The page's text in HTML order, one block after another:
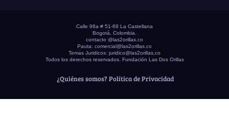
Calle 98a # 51-69 La Castellana
Bogotá, Colombia.
contacto @las2orillas.co
Pauta: comercial@las2orillas.co
Temas Juridicos: juridico@las2orillas.co
Todos los derechos reservados. Fundación Las Dos Orillas
¿Quiénes somos? Política de Privacidad